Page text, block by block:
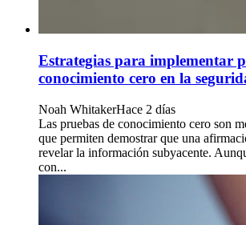
Estrategias para implementar
conocimiento cero en la
Noah WhitakerHace 2 días
Las pruebas de conocimiento cero son
que permiten demostrar que una
revelar la información subyacente.
con...